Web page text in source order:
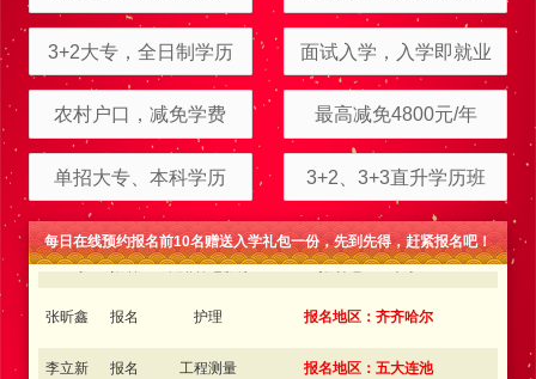
3+2大专，全日制学历 面试入学，入学即就业
农村户口，减免学费 最高减免4800元/年
单招大专、本科学历 3+2、3+3直升学历班
每日在线预约报名前10名赠送入学礼包一份，先到先得，赶紧报名吧！
周立可 报名 电子商务 报名地区：伊春
富大龙 报名 工程测量 报名地区：五大连池
金旭东 报名 铁路客运服务 报名地区：肇东